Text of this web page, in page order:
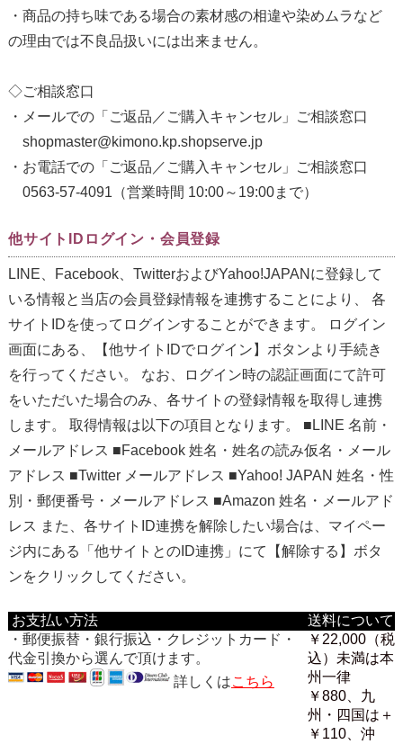
・商品の持ち味である場合の素材感の相違や染めムラなど
の理由では不良品扱いには出来ません。
◇ご相談窓口
・メールでの「ご返品／ご購入キャンセル」ご相談窓口
shopmaster@kimono.kp.shopserve.jp
・お電話での「ご返品／ご購入キャンセル」ご相談窓口
0563-57-4091（営業時間 10:00～19:00まで）
他サイトIDログイン・会員登録
LINE、Facebook、TwitterおよびYahoo!JAPANに登録して
いる情報と当店の会員登録情報を連携することにより、 各
サイトIDを使ってログインすることができます。 ログイン
画面にある、【他サイトIDでログイン】ボタンより手続き
を行ってください。 なお、ログイン時の認証画面にて許可
をいただいた場合のみ、各サイトの登録情報を取得し連携
します。 取得情報は以下の項目となります。 ■LINE 名前・
メールアドレス ■Facebook 姓名・姓名の読み仮名・メール
アドレス ■Twitter メールアドレス ■Yahoo! JAPAN 姓名・性
別・郵便番号・メールアドレス ■Amazon 姓名・メールアド
レス また、各サイトID連携を解除したい場合は、マイペー
ジ内にある「他サイトとのID連携」にて【解除する】ボタ
ンをクリックしてください。
お支払い方法
送料について
・郵便振替・銀行振込・クレジットカード・
代金引換から選んで頂けます。
詳しくはこちら
￥22,000（税
込）未満は本
州一律
￥880、九
州・四国は＋
￥110、沖